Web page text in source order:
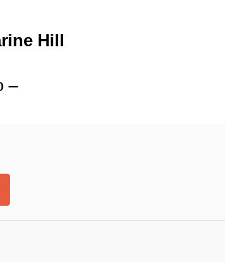
Hill
–